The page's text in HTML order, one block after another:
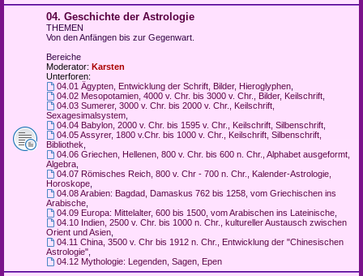
04. Geschichte der Astrologie
THEMEN
Von den Anfängen bis zur Gegenwart.
Bereiche
Moderator: Karsten
Unterforen:
04.01 Ägypten, Entwicklung der Schrift, Bilder, Hieroglyphen,
04.02 Mesopotamien, 4000 v. Chr. bis 3000 v. Chr., Bilder, Keilschrift,
04.03 Sumerer, 3000 v. Chr. bis 2000 v. Chr., Keilschrift,
Sexagesimalsystem
04.04 Babylon, 2000 v. Chr. bis 1595 v. Chr., Keilschrift, Silbenschrift,
04.05 Assyrer, 1800 v.Chr. bis 1000 v. Chr., Keilschrift, Silbenschrift,
Bibliothek
04.06 Griechen, Hellenen, 800 v. Chr. bis 600 n. Chr., Alphabet ausgeformt,
Algebra
04.07 Römisches Reich, 800 v. Chr - 700 n. Chr., Kalender-Astrologie,
Horoskope
04.08 Arabien: Bagdad, Damaskus 762 bis 1258, vom Griechischen ins
Arabische
04.09 Europa: Mittelalter, 600 bis 1500, vom Arabischen ins Lateinische,
04.10 Indien, 2500 v. Chr. bis 1000 n. Chr., kultureller Austausch zwischen
Orient und Asien
04.11 China, 3500 v. Chr bis 1912 n. Chr., Entwicklung der "Chinesischen
Astrologie"
04.12 Mythologie: Legenden, Sagen, Epen